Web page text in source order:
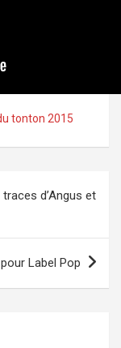
tonton 2015
d’Angus et
Label Pop